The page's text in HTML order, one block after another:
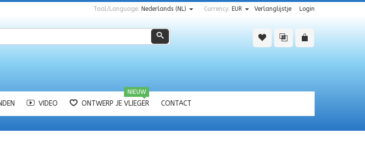
Verlanglijstje Login
Currency: EUR
Taal/Language: Nederlands (NL)
Zoeken
VIDEO ONTWERP JE VLIEGER
NIEUW
CONTACT